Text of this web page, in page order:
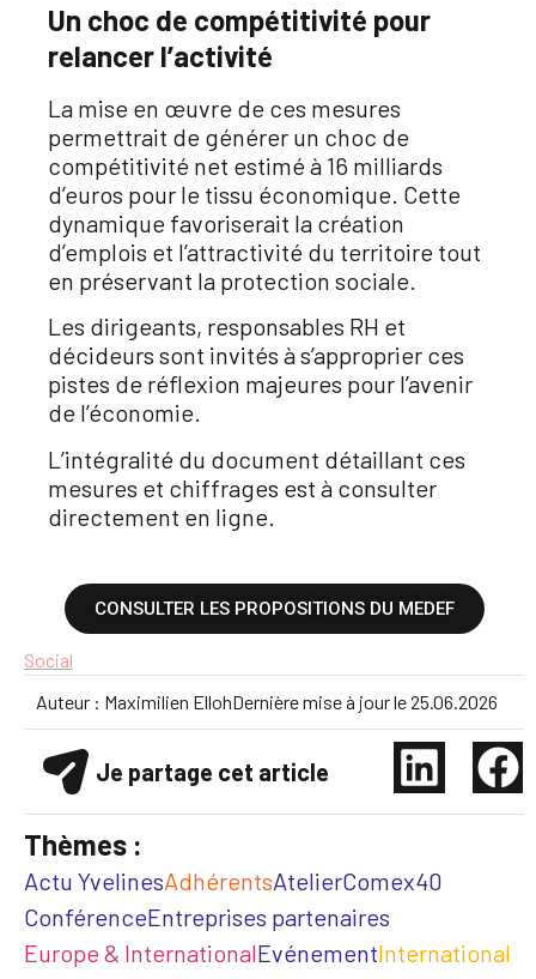
Un choc de compétitivité pour
relancer l’activité
La mise en œuvre de ces mesures
permettrait de générer un choc de
compétitivité net estimé à 16 milliards
d’euros pour le tissu économique. Cette
dynamique favoriserait la création
d’emplois et l’attractivité du territoire tout
en préservant la protection sociale.
Les dirigeants, responsables RH et
décideurs sont invités à s’approprier ces
pistes de réflexion majeures pour l’avenir
de l’économie.
L’intégralité du document détaillant ces
mesures et chiffrages est à consulter
directement en ligne.
CONSULTER LES PROPOSITIONS DU MEDEF
Social
Auteur : Maximilien EllohDernière mise à jour le25.06.2026
Je partage cet article
Thèmes :
Actu YvelinesAdhérentsAtelierComex40
ConférenceEntreprises partenaires
Europe & InternationalEvénementInternational